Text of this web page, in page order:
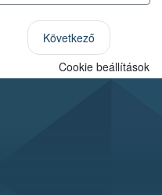
Következő
Cookie beállítások